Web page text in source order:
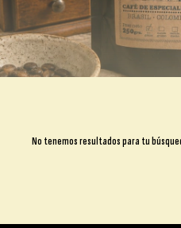
No tenemos resultados para tu